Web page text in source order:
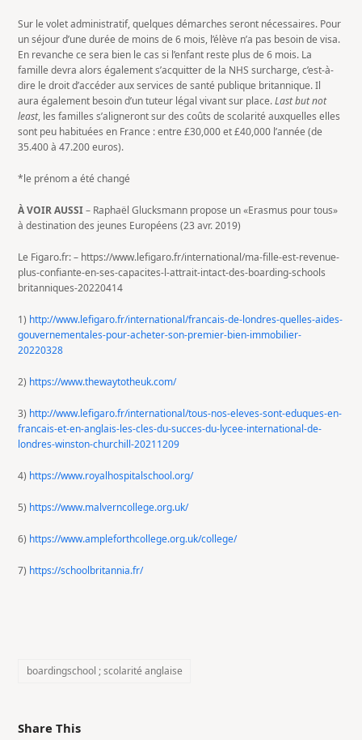
Sur le volet administratif, quelques démarches seront nécessaires. Pour
un séjour d’une durée de moins de 6 mois, l’élève n’a pas besoin de visa.
En revanche ce sera bien le cas si l’enfant reste plus de 6 mois. La
famille devra alors également s’acquitter de la NHS surcharge, c’est-à-
dire le droit d’accéder aux services de santé publique britannique. Il
aura également besoin d’un tuteur légal vivant sur place.Last but not
least, les familles s’aligneront sur des coûts de scolarité auxquelles elles
sont peu habituées en France : entre £30,000 et £40,000 l’année (de
35.400 à 47.200 euros).
*le prénom a été changé
À VOIR AUSSI– Raphaël Glucksmann propose un «Erasmus pour tous»
à destination des jeunes Européens (23 avr. 2019)
Le Figaro.fr: – https://www.lefigaro.fr/international/ma-fille-est-revenue-
plus-confiante-en-ses-capacites-l-attrait-intact-des-boarding-schools
britanniques-20220414
1) http://www.lefigaro.fr/international/francais-de-londres-quelles-aides-
gouvernementales-pour-acheter-son-premier-bien-immobilier-
20220328
2) https://www.thewaytotheuk.com/
3) http://www.lefigaro.fr/international/tous-nos-eleves-sont-eduques-en-
francais-et-en-anglais-les-cles-du-succes-du-lycee-international-de-
londres-winston-churchill-20211209
4) https://www.royalhospitalschool.org/
5) https://www.malverncollege.org.uk/
6) https://www.ampleforthcollege.org.uk/college/
7) https://schoolbritannia.fr/
boardingschool ; scolarité anglaise
Share This